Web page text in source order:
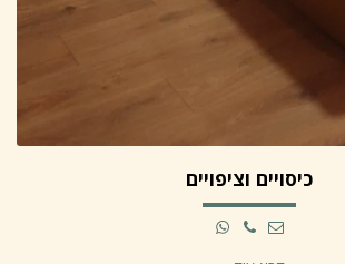
כיסויים וציפויים